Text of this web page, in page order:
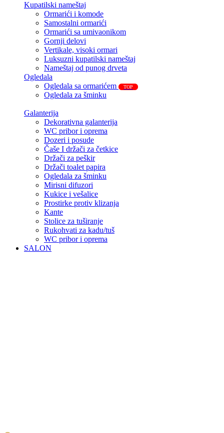
Kupatilski nameštaj
Ormarići i komode
Samostalni ormarići
Ormarići sa umivaonikom
Gornji delovi
Vertikale, visoki ormari
Luksuzni kupatilski nameštaj
Nameštaj od punog drveta
Ogledala
Ogledala sa ormarićem
TOP
Ogledala za šminku
Galanterija
Dekorativna galanterija
WC pribor i oprema
Dozeri i posude
Čaše I držači za četkice
Držači za peškir
Držači toalet papira
Ogledala za šminku
Mirisni difuzori
Kukice i vešalice
Prostirke protiv klizanja
Kante
Stolice za tuširanje
Rukohvati za kadu/tuš
WC pribor i oprema
SALON